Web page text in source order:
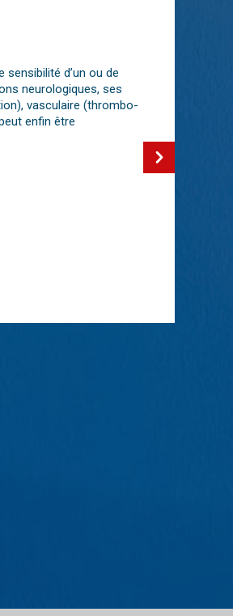
d’un ou de
neurologiques, ses
vasculaire (thrombo-
enfin être